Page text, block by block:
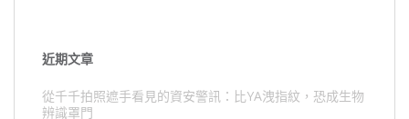
近期文章
從千千拍照遮手看見的資安警訊：比YA洩指紋，恐成生物
辨識罩門